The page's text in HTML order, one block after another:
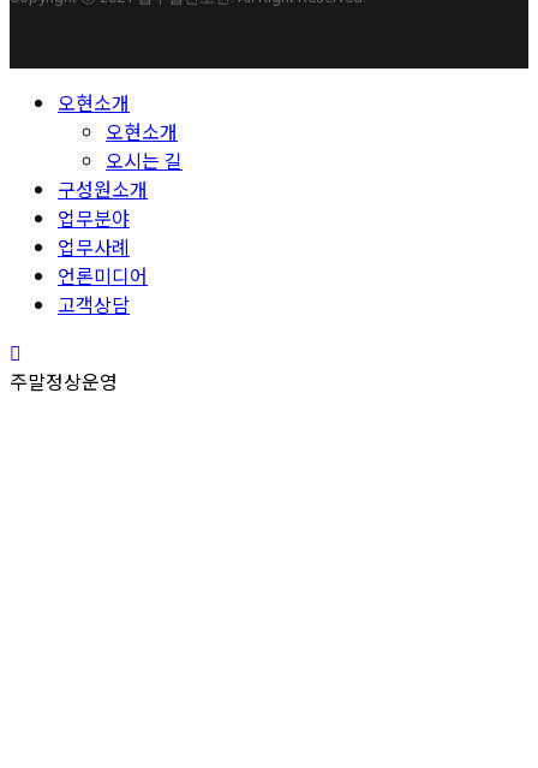
Close 오현소개
오현소개
오시는 길
구성원소개
업무분야
업무사례
언론미디어
고객상담
주말정상운영